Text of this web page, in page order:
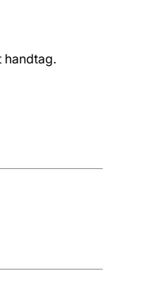
handtag.